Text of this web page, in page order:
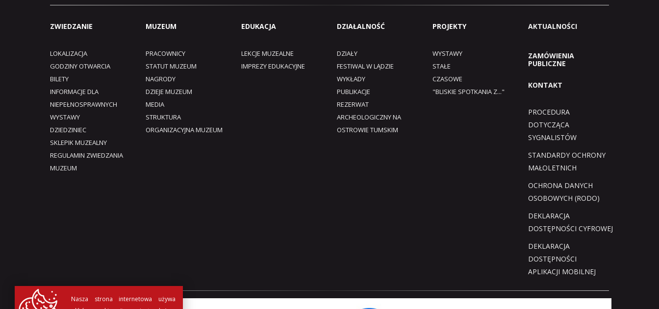
ZWIEDZANIE
LOKALIZACJA
GODZINY OTWARCIA
BILETY
INFORMACJE DLA
NIEPEŁNOSPRAWNYCH
WYSTAWY
DZIEDZINIEC
SKLEPIK MUZEALNY
REGULAMIN ZWIEDZANIA
MUZEUM​
MUZEUM
PRACOWNICY
STATUT MUZEUM
NAGRODY
DZIEJE MUZEUM
MEDIA
STRUKTURA
ORGANIZACYJNA MUZEUM
EDUKACJA
LEKCJE MUZEALNE
IMPREZY EDUKACYJNE
DZIAŁALNOŚĆ
DZIAŁY
FESTIWAL W LĄDZIE
WYKŁADY
PUBLIKACJE
REZERWAT
ARCHEOLOGICZNY NA
OSTROWIE TUMSKIM
PROJEKTY
WYSTAWY
STAŁE
CZASOWE
"BLISKIE SPOTKANIA Z..."
AKTUALNOŚCI
ZAMÓWIENIA
PUBLICZNE
KONTAKT
PROCEDURA
DOTYCZĄCA
SYGNALISTÓW
STANDARDY OCHRONY
MAŁOLETNICH
OCHRONA DANYCH
OSOBOWYCH (RODO)
DEKLARACJA
DOSTĘPNOŚCI CYFROWEJ
DEKLARACJA
DOSTĘPNOŚCI
APLIKACJI MOBILNEJ
Nasza strona internetowa używa